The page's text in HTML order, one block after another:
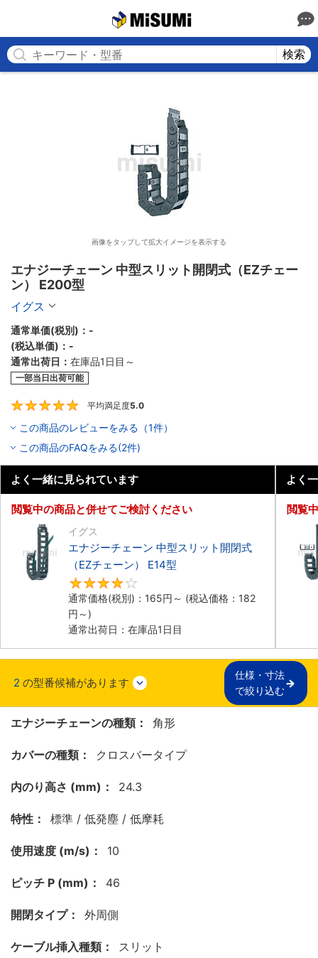
検索
画像をタップして拡大イメージを表示する
エナジーチェーン 中型スリット開閉式（EZチェー
ン） E200型
イグス
通常単価(税別)： -
(税込単価)： -
通常出荷日： 在庫品1日目～
一部当日出荷可能
平均満足度5.0
この商品のレビューをみる（1件）
この商品のFAQをみる(2件)
よく一緒に見られています
閲覧中の商品と併せてご検討ください
イグス
エナジーチェーン 中型スリット開閉式
（EZチェーン） E14型
通常価格(税別)： 165円 ～ (税込価格： 182
円 ～)
通常出荷日：在庫品1日目
よく
閲覧
2 の型番候補があります
仕様・寸法
で絞り込む
エナジーチェーンの種類： 角形
カバーの種類： クロスバータイプ
内のり高さ (mm)： 24.3
特性： 標準 / 低発塵 / 低摩耗
使用速度 (m/s)： 10
ピッチ P (mm)： 46
開閉タイプ： 外周側
ケーブル挿入種類： スリット